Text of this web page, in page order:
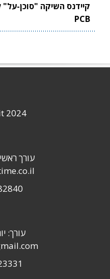
קיידנס השיקה "סוכן-על"
PCB
2024
עורך
עורך: